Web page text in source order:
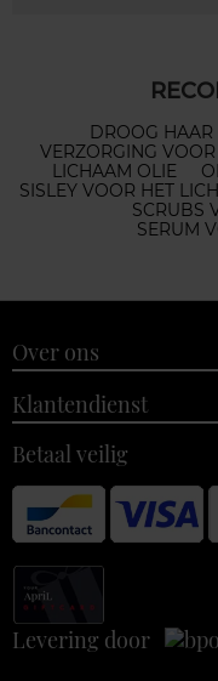
DROOG HAAR
VERZORGING
LICHAAM OLIE
SISLEY VOOR HET
SCRUBS
SERUM
Over ons
Klantendienst
Betaal veilig
Levering door